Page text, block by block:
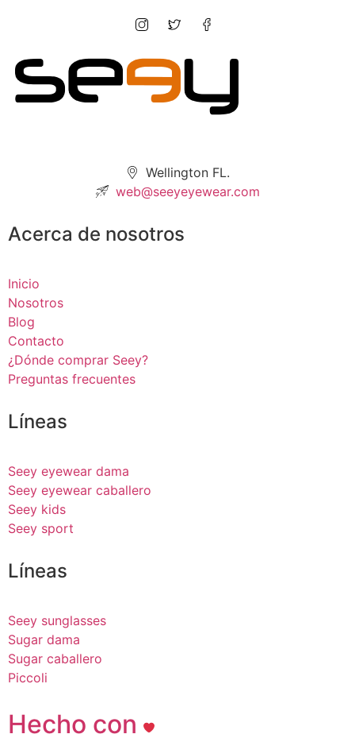
Wellington FL.
web@seeyeyewear.com
Acerca de nosotros
Inicio
Nosotros
Blog
Contacto
¿Dónde comprar Seey?
Preguntas frecuentes
Líneas
Seey eyewear dama
Seey eyewear caballero
Seey kids
Seey sport
Líneas
Seey sunglasses
Sugar dama
Sugar caballero
Piccoli
Hecho con